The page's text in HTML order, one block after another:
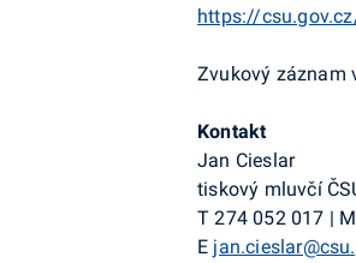
https://
Zvukový záznam
Kontakt
Jan Cieslar
tiskový mluvčí
T 274 052 017 | M
E